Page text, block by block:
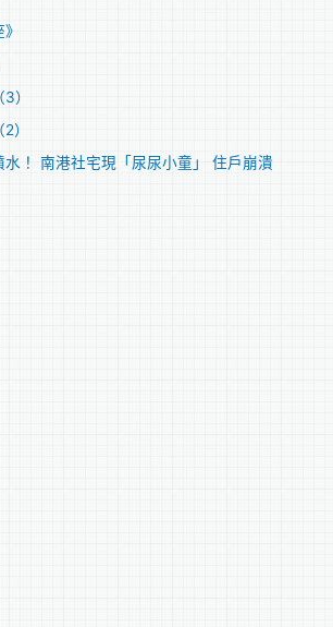
）
）
水！ 南港社宅現「尿尿小童」 住戶崩潰